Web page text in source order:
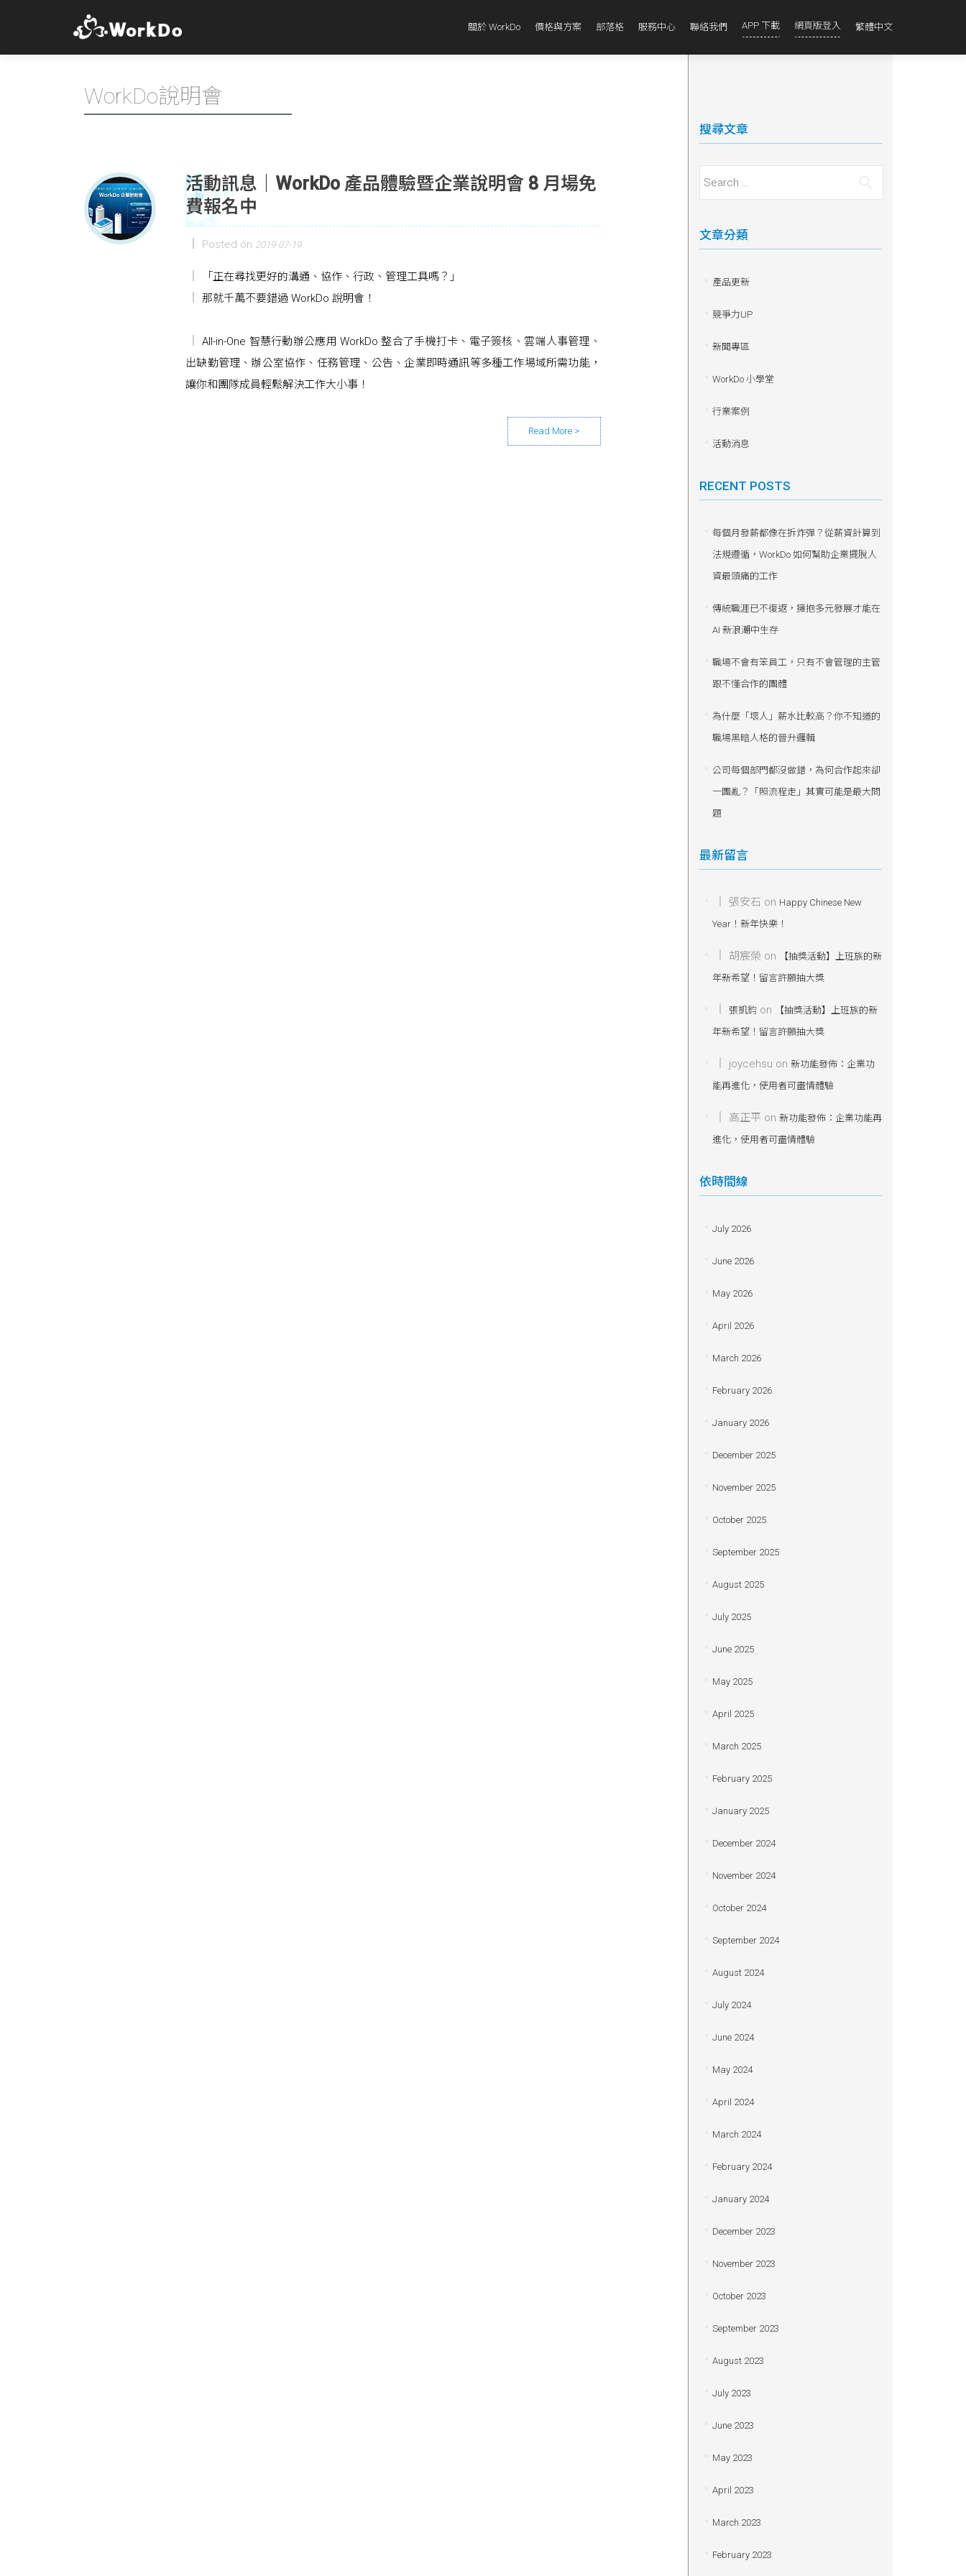
關於 WorkDo 價格與方案 部落格 服務中心 聯絡我們 APP 下載 網頁版登入 繁體中文
WorkDo說明會
活動訊息｜WorkDo 產品體驗暨企業說明會 8 月場免
費報名中
Posted on 2019-07-19
「正在尋找更好的溝通、協作、行政、管理工具嗎？」
那就千萬不要錯過 WorkDo 說明會！
All-in-One 智慧行動辦公應用 WorkDo 整合了手機打卡、電子簽核、雲端人事管理、
出缺勤管理、辦公室協作、任務管理、公告、企業即時通訊等多種工作場域所需功能，
讓你和團隊成員輕鬆解決工作大小事！
搜尋文章
Search for:
文章分類
產品更新
競爭力UP
新聞專區
WorkDo 小學堂
行業案例
活動消息
RECENT POSTS
每個月發薪都像在拆炸彈？從薪資計算到
法規遵循，WorkDo 如何幫助企業擺脫人
資最頭痛的工作
傳統職涯已不復返，擁抱多元發展才能在
AI 新浪潮中生存
職場不會有笨員工，只有不會管理的主管
跟不懂合作的團體
為什麼「壞人」薪水比較高？你不知道的
職場黑暗人格的晉升邏輯
公司每個部門都沒做錯，為何合作起來卻
一團亂？「照流程走」其實可能是最大問
題
最新留言
張安石 on Happy Chinese New
Year！新年快樂！
胡宸榮 on
【抽獎活動】上班族的新
年新希望！留言許願抽大獎
張凱鈞on
【抽獎活動】上班族的新
年新希望！留言許願抽大獎
joycehsu on 新功能發佈：企業功
能再進化，使用者可盡情體驗
高正平 on 新功能發佈：企業功能再
進化，使用者可盡情體驗
依時間線
July 2026
June 2026
May 2026
April 2026
March 2026
February 2026
January 2026
December 2025
November 2025
October 2025
September 2025
August 2025
July 2025
June 2025
May 2025
April 2025
March 2025
February 2025
January 2025
December 2024
November 2024
October 2024
September 2024
August 2024
July 2024
June 2024
May 2024
April 2024
March 2024
February 2024
January 2024
December 2023
November 2023
October 2023
September 2023
August 2023
July 2023
June 2023
May 2023
April 2023
March 2023
February 2023